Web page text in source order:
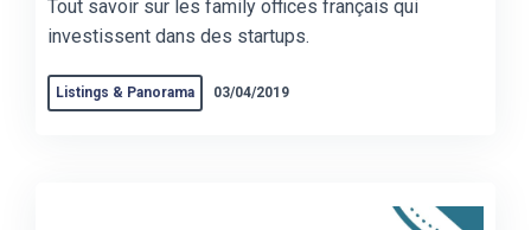
Tout savoir sur les family offices français qui
investissent dans des startups.
Listings & Panorama 03/04/2019